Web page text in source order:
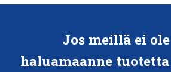
Jos meillä ei
haluamaanne